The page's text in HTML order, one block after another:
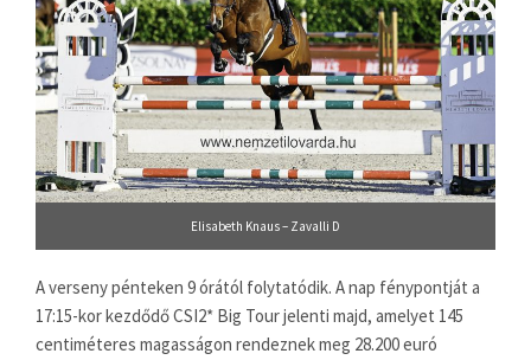
Elisabeth Knaus – Zavalli D
A verseny pénteken 9 órától folytatódik. A nap fénypontját a
17:15-kor kezdődő CSI2* Big Tour jelenti majd, amelyet 145
centiméteres magasságon rendeznek meg 28.200 euró